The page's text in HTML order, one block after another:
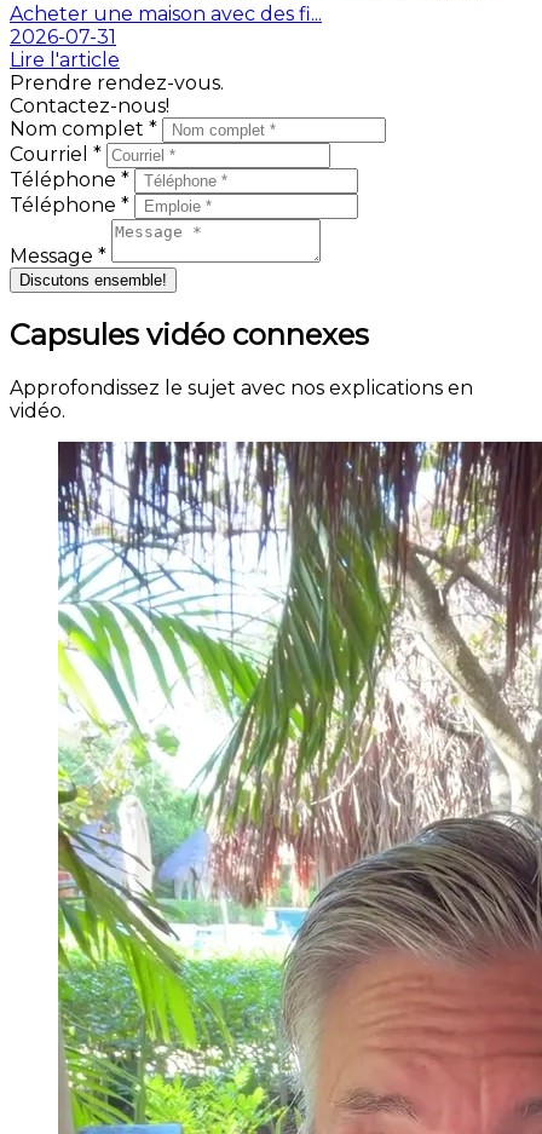
Acheter une maison avec des fi...
2026-07-31
Lire l'article
Prendre rendez-vous.
Contactez-nous!
Nom complet *
Courriel *
Téléphone *
Téléphone *
Message *
Discutons ensemble!
Capsules vidéo connexes
Approfondissez le sujet avec nos explications en
vidéo.